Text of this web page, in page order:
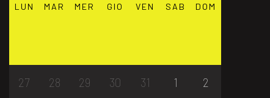
LUN MAR MER GIO VEN SAB DOM
27 28 29 30 31 1 2